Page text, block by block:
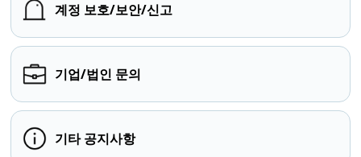
계정 보호/보안/신고
기업/법인 문의
기타 공지사항